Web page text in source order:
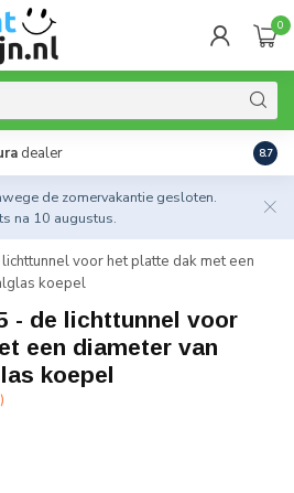
0
dealer 8.7
de zomervakantie gesloten.
na 10 augustus.
voor het platte dak met een
koepel
- de lichttunnel voor
een diameter van
koepel